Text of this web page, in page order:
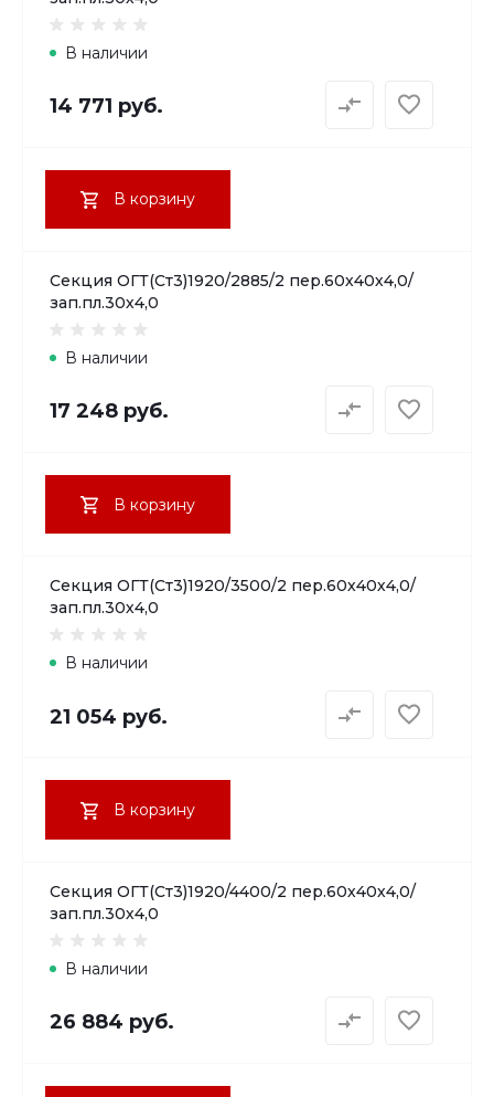
В наличии
14 771 руб.
В корзину
Секция ОГТ(Ст3)1920/2885/2 пер.60х40х4,0/
зап.пл.30х4,0
В наличии
17 248 руб.
В корзину
Секция ОГТ(Ст3)1920/3500/2 пер.60х40х4,0/
зап.пл.30х4,0
В наличии
21 054 руб.
В корзину
Секция ОГТ(Ст3)1920/4400/2 пер.60х40х4,0/
зап.пл.30х4,0
В наличии
26 884 руб.